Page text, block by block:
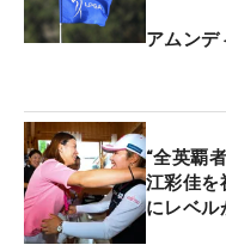
アムン
“全英覇
江彩佳
にレベル